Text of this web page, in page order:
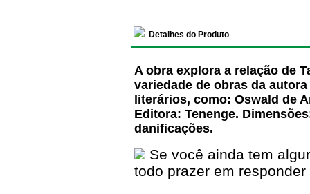
Detalhes do Produto
A obra explora a relação de
variedade de obras da
literários, como: Oswald de
Editora: Tenenge.
danificações.
Se você ainda tem
todo prazer em responder